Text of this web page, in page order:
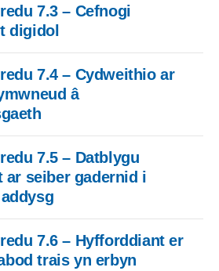
7.3 – Cefnogi
digidol
7.4 – Cydweithio ar
â
7.5 – Datblygu
ar seiber gadernid i
7.6 – Hyfforddiant er
trais yn erbyn